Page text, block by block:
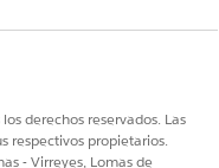
derechos reservados. Las
respectivos propietarios.
- Virreyes, Lomas de